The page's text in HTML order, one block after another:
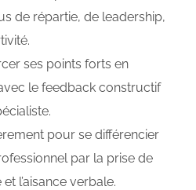
de répartie, de leadership,
ses points forts en
le feedback constructif
pour se différencier
par la prise de
l’aisance verbale.